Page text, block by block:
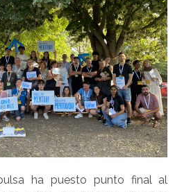
ha puesto punto final al